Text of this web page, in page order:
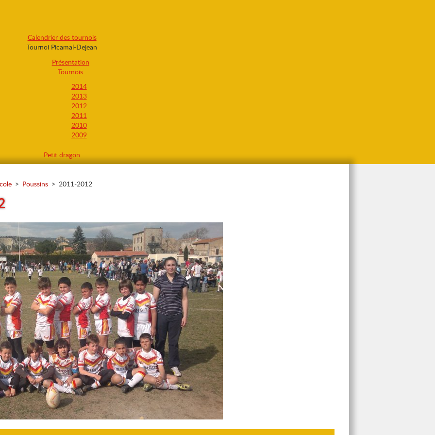
Calendrier des tournois
Tournoi Picamal-Dejean
Présentation
Tournois
2014
2013
2012
2011
2010
2009
Petit dragon
> Poussins > 2011-2012